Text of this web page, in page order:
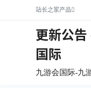
站长之家产品
更新公
国际
九游会国际-九